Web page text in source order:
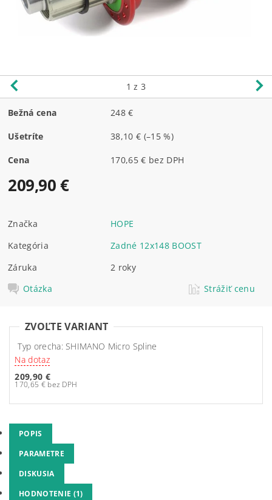
1 z 3
Bežná cena 248 €
Ušetríte 38,10 € (–15 %)
Cena 170,65 € bez DPH
209,90 €
Značka
HOPE
Kategória
Zadné 12x148 BOOST
Záruka
2 roky
Otázka
Strážiť cenu
ZVOĽTE VARIANT
Typ orecha: SHIMANO Micro Spline
Na dotaz
209,90 €
170,65 € bez DPH
POPIS
PARAMETRE
DISKUSIA
HODNOTENIE (1)